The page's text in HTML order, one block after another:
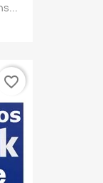
favorite_border